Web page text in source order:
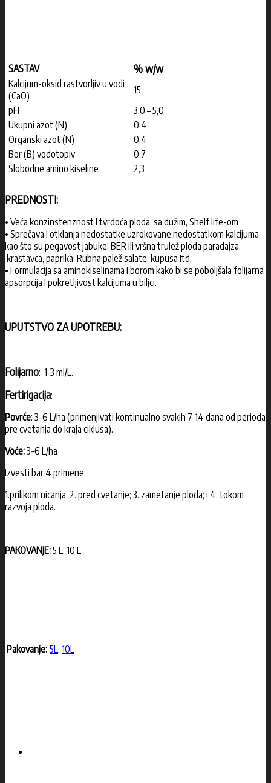
SASTAV % w/w
Kalcijum-oksid rastvorljiv u vodi
(CaO)
15
pH
3,0 – 5,0
Ukupni azot (N)
0,4
Organski azot (N)
0,4
Bor (B) vodotopiv
0,7
Slobodne amino kiseline
2,3
PREDNOSTI:
• Veća konzinstenznost I tvrdoća ploda, sa dužim, Shelf life-om
• Sprečava I otklanja nedostatke uzrokovane nedostatkom kalcijuma,
kao što su pegavost jabuke; BER ili vršna trulež ploda paradajza,
krastavca, paprika; Rubna palež salate, kupusa Itd.
• Formulacija sa aminokiselinama I borom kako bi se poboljšala folijarna
apsorpcija I pokretljivost kalcijuma u biljci.
UPUTSTVO ZA UPOTREBU:
Folijarno: 1–3 ml/L.
Fertirigacija:
Povrće: 3–6 L/ha (primenjivati kontinualno svakih 7–14 dana od perioda
pre cvetanja do kraja ciklusa).
Voće:3–6 L/ha
Izvesti bar 4 primene:
1.prilikom nicanja; 2. pred cvetanje; 3. zametanje ploda; i 4. tokom
razvoja ploda.
PAKOVANJE:5 L, 10 L
Pakovanje: 5L , 10L